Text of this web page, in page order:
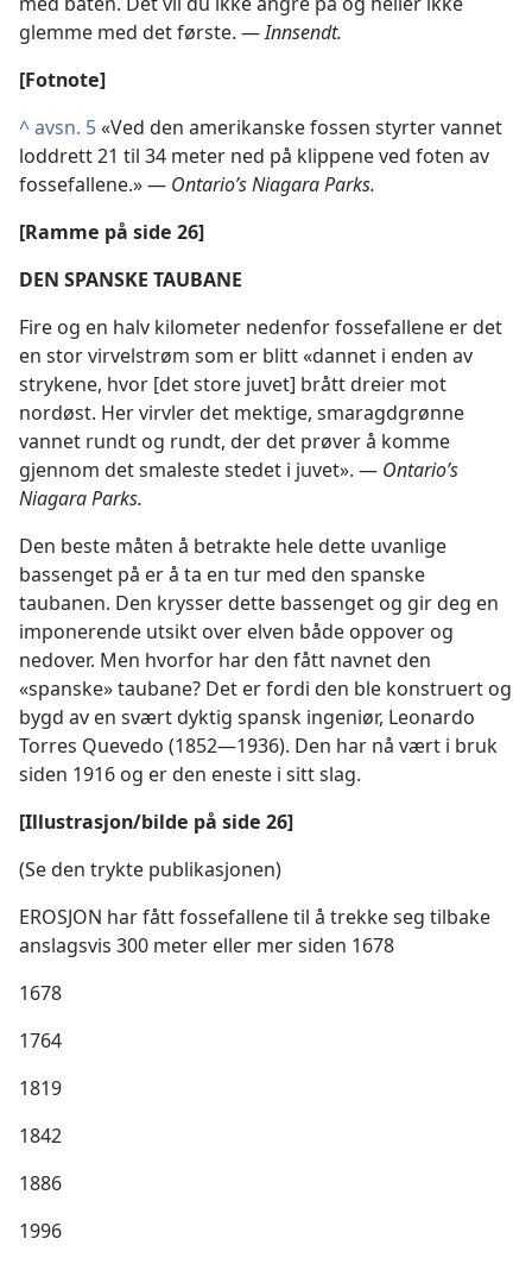
glemme med det første. —Innsendt.
[Fotnote]
^avsn. 5«Ved den amerikanske fossen styrter vannet
loddrett 21 til 34 meter ned på klippene ved foten av
fossefallene.» — Ontario’s Niagara Parks.
[Ramme på side 26]
DEN SPANSKE TAUBANE
Fire og en halv kilometer nedenfor fossefallene er det
en stor virvelstrøm som er blitt «dannet i enden av
strykene, hvor [det store juvet] brått dreier mot
nordøst. Her virvler det mektige, smaragdgrønne
vannet rundt og rundt, der det prøver å komme
gjennom det smaleste stedet i juvet». — Ontario’s
Niagara Parks.
Den beste måten å betrakte hele dette uvanlige
bassenget på er å ta en tur med den spanske
taubanen. Den krysser dette bassenget og gir deg en
imponerende utsikt over elven både oppover og
nedover. Men hvorfor har den fått navnet den
«spanske» taubane? Det er fordi den ble konstruert og
bygd av en svært dyktig spansk ingeniør, Leonardo
Torres Quevedo (1852—1936). Den har nå vært i bruk
siden 1916 og er den eneste i sitt slag.
[Illustrasjon/bilde på side 26]
(Se den trykte publikasjonen)
EROSJON har fått fossefallene til å trekke seg tilbake
anslagsvis 300 meter eller mer siden 1678
1678
1764
1819
1842
1886
1996